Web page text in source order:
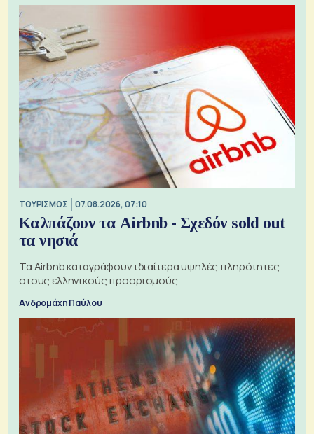
ΤΟΥΡΙΣΜΟΣ 07.08.2026, 07:10
Καλπάζουν τα Airbnb - Σχεδόν sold out
τα νησιά
Τα Airbnb καταγράφουν ιδιαίτερα υψηλές πληρότητες
στους ελληνικούς προορισμούς
Ανδρομάχη Παύλου